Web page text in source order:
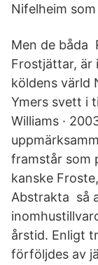
Nifelheim
Men de båda
Frostjättar, är
köldens värld
Ymers svett i
Williams ·
framstår som
kanske
Abstrakta så
årstid. Enligt
förföljdes av